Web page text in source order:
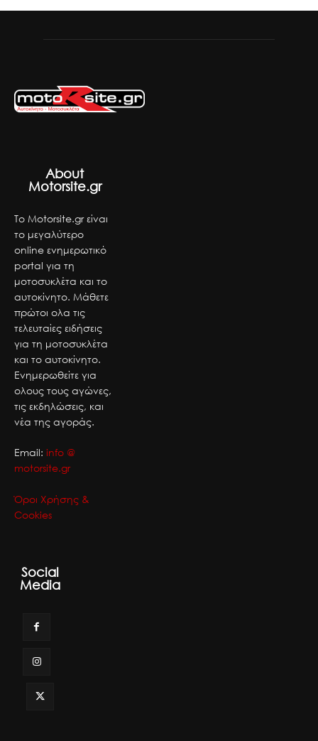
About
Motorsite.gr
Το Motorsite.gr είναι
το μεγαλύτερο
online ενημερωτικό
portal για τη
μοτοσυκλέτα και το
αυτοκίνητο. Μάθετε
πρώτοι ολα τις
τελευταίες ειδήσεις
για τη μοτοσυκλέτα
και το αυτοκίνητο.
Ενημερωθείτε για
ολους τους αγώνες,
τις εκδηλώσεις, και
νέα της αγοράς.
Email: info @
motorsite.gr
Όροι Χρήσης &
Cookies
Social
Media